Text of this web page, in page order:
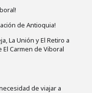
de Antioquia!
La Unión y El Retiro a
Carmen de Viboral
de viajar a